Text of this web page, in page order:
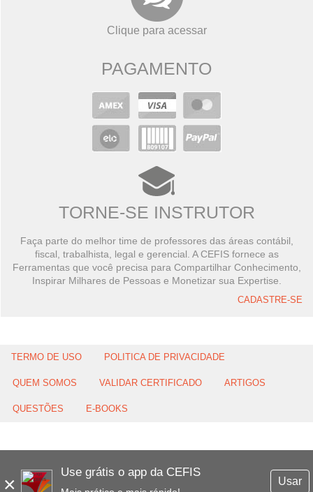
×
Use grátis o app da CEFIS
Usar
Clique para acessar
PAGAMENTO
TORNE-SE INSTRUTOR
Faça parte do melhor time de professores das áreas contábil,
fiscal, trabalhista, legal e gerencial. A CEFIS fornece as
Ferramentas que você precisa para Compartilhar Conhecimento,
Inspirar Milhares de Pessoas e Monetizar sua Expertise.
CADASTRE-SE
TERMO DE USO POLITICA DE PRIVACIDADE
QUEM SOMOS VALIDAR CERTIFICADO ARTIGOS
QUESTÕES E-BOOKS